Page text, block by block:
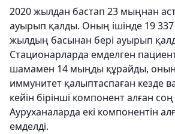
2020 жылдан бастап 23 мыңнан
ауырып қалды. Оның ішінде 19 337
жылдың басынан бері ауырып
Стационарларда емделген
шамамен 14 мыңды құрайды, оның
иммунитет қалыптаспаған кезде
кейін бірінші компонент алған
Ауруханаларда екі компонентін
емделді.